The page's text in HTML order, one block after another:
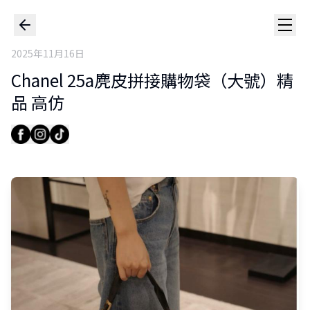
2025年11月16日
Chanel 25a麂皮拼接購物袋（大號）精
品 高仿